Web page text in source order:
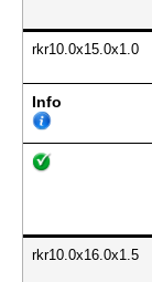
rkr10.0x15.0x1.0
Info
rkr10.0x16.0x1.5